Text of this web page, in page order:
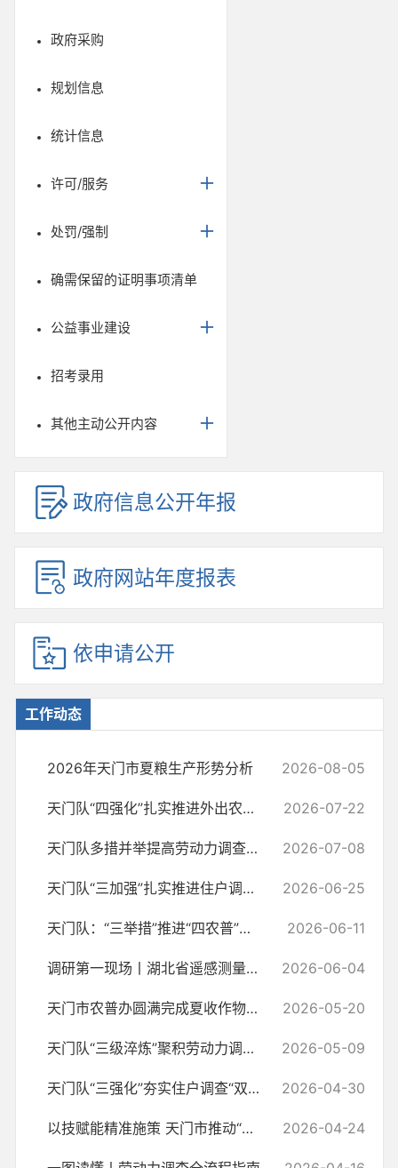
政府采购
规划信息
统计信息
许可/服务
处罚/强制
确需保留的证明事项清单
公益事业建设
招考录用
其他主动公开内容
政府信息公开年报
政府网站年度报表
依申请公开
工作动态
2026年天门市夏粮生产形势分析 2026-08-05
天门队“四强化”扎实推进外出农民工自主填报试点工作 2026-07-22
天门队多措并举提高劳动力调查电话回访质效 2026-07-08
天门队“三加强”扎实推进住户调查半年报工作 2026-06-25
天门队：“三举措”推进“四农普”畜禽养殖设施实地调查工作 2026-06-11
调研第一现场丨湖北省遥感测量专班开展“四农普”遥感测量现场核实工作... 2026-06-04
天门市农普办圆满完成夏收作物遥感人工目视核实工作 2026-05-20
天门队“三级淬炼”聚积劳动力调查新生力量 2026-05-09
天门队“三强化”夯实住户调查“双基”工作 2026-04-30
以技赋能精准施策 天门市推动“四农普”遥感测量工作落地见效 2026-04-24